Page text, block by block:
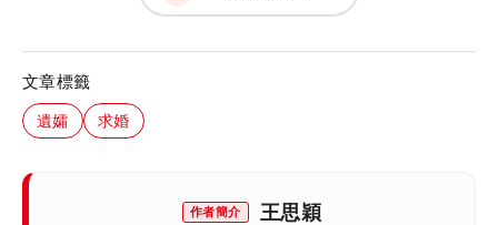
文章標籤
遺孀 求婚
作者簡介 王思穎